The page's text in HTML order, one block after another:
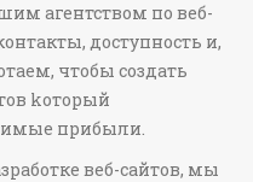
агентством по веб-
доступность и,
чтобы создать
kоторый
прибыли.
веб-сайтов, мы